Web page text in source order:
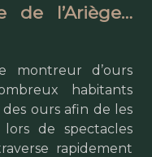
de l’Ariège…
montreur d’ours
habitants
ours afin de les
de spectacles
rapidement